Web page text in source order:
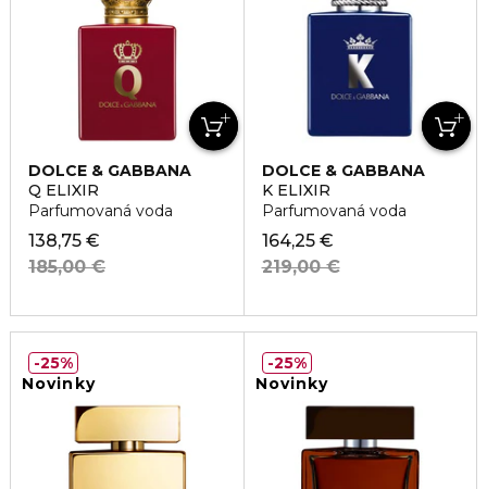
DOLCE & GABBANA
Q ELIXIR
Parfumovaná voda
138,75 €
185,00 €
DOLCE & GABBANA
K ELIXIR
Parfumovaná voda
164,25 €
219,00 €
Novinky
25%
Novinky
25%